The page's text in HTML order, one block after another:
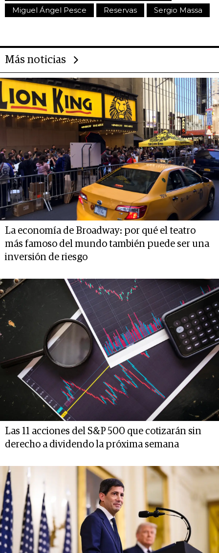
Miguel Ángel Pesce
Reservas Sergio Massa
Más noticias
La economía de Broadway: por qué el teatro
más famoso del mundo también puede ser una
inversión de riesgo
Las 11 acciones del S&P 500 que cotizarán sin
derecho a dividendo la próxima semana